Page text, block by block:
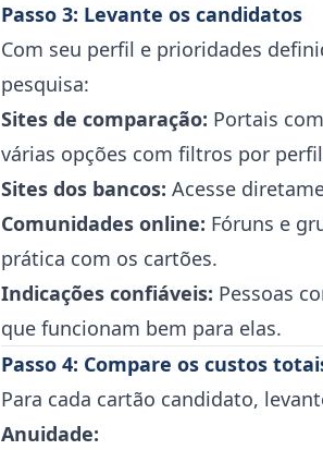
Passo 3: Levante os candidatos
Com seu perfil e prioridades
pesquisa:
Sites de comparação: Portais
várias opções com filtros por
Sites dos bancos: Acesse
Comunidades online: Fóruns e
prática com os cartões.
Indicações confiáveis: Pessoas
que funcionam bem para elas.
Passo 4: Compare os custos
Para cada cartão candidato,
Anuidade: